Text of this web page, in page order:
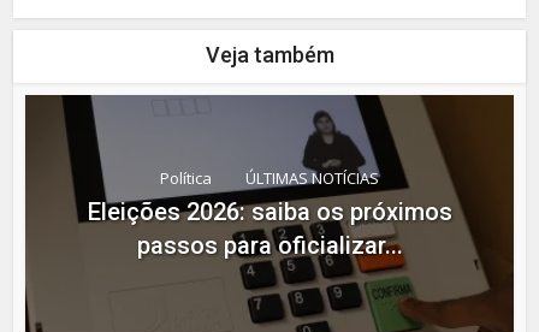
Veja também
Política ÚLTIMAS NOTÍCIAS
Eleições 2026: saiba os próximos
passos para oficializar...